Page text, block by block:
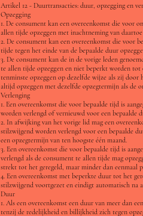
Artikel 12 - Duurtransacties: duur, opzegging en
Opzegging
1. De consument kan een overeenkomst die voor
allen tijde opzeggen met inachtneming van
2. De consument kan een overeenkomst die voor
tijde tegen het einde van de bepaalde duur
3. De consument kan de in de vorige leden
te allen tijde opzeggen en niet beperkt worden tot
tenminste opzeggen op dezelfde wijze als zij door
altijd opzeggen met dezelfde opzegtermijn als de
Verlenging
1. Een overeenkomst die voor bepaalde tijd is
worden verlengd of vernieuwd voor een bepaalde
2. In afwijking van het vorige lid mag een
stilzwijgend worden verlengd voor een bepaalde
een opzegtermijn van ten hoogste één maand.
3. Een overeenkomst die voor bepaalde tijd is
verlengd als de consument te allen tijde mag
strekt tot het geregeld, maar minder dan eenmaal
4. Een overeenkomst met beperkte duur tot het
stilzwijgend voortgezet en eindigt automatisch na
Duur
1. Als een overeenkomst een duur van meer dan
tenzij de redelijkheid en billijkheid zich tegen